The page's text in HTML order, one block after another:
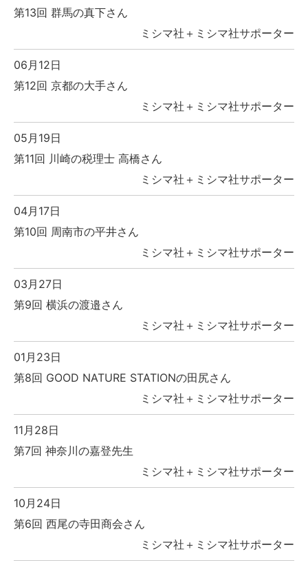
第13回 群馬の真下さん
ミシマ社＋ミシマ社サポーター
06月12日
第12回 京都の大手さん
ミシマ社＋ミシマ社サポーター
05月19日
第11回 川崎の税理士 高橋さん
ミシマ社＋ミシマ社サポーター
04月17日
第10回 周南市の平井さん
ミシマ社＋ミシマ社サポーター
03月27日
第9回 横浜の渡邉さん
ミシマ社＋ミシマ社サポーター
01月23日
第8回 GOOD NATURE STATIONの田尻さん
ミシマ社＋ミシマ社サポーター
11月28日
第7回 神奈川の嘉登先生
ミシマ社＋ミシマ社サポーター
10月24日
第6回 西尾の寺田商会さん
ミシマ社＋ミシマ社サポーター